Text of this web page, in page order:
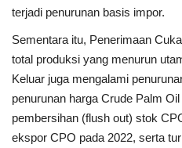
terjadi penurunan basis impor.​
Sementara itu, Penerimaan
total produksi yang menurun
Keluar juga mengalami
penurunan harga Crude Palm
pembersihan (flush out) stok
ekspor CPO pada 2022, serta